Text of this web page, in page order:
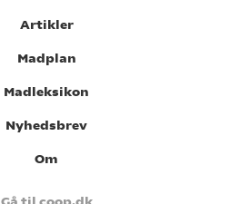
Artikler
Madplan
Madleksikon
Nyhedsbrev
Om